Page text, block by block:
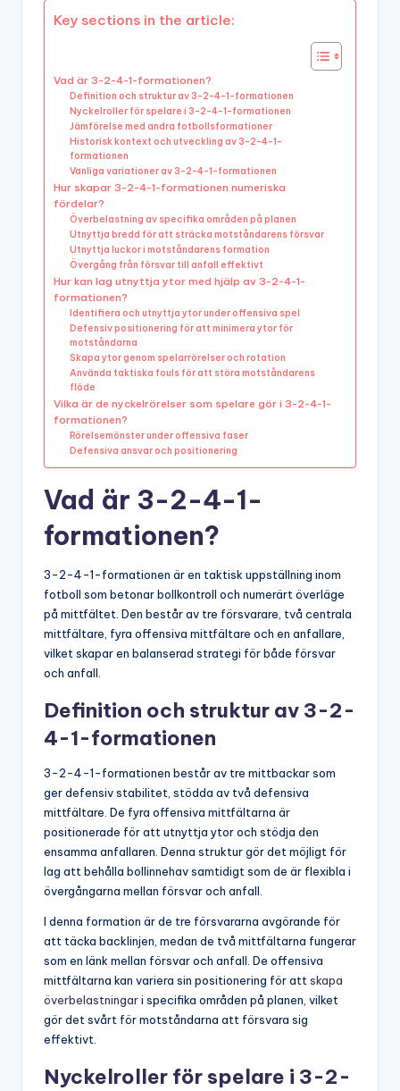
Key sections in the article:
Vad är 3-2-4-1-formationen?
Definition och struktur av 3-2-4-1-formationen
Nyckelroller för spelare i 3-2-4-1-formationen
Jämförelse med andra fotbollsformationer
Historisk kontext och utveckling av 3-2-4-1-
formationen
Vanliga variationer av 3-2-4-1-formationen
Hur skapar 3-2-4-1-formationen numeriska
fördelar?
Överbelastning av specifika områden på planen
Utnyttja bredd för att sträcka motståndarens försvar
Utnyttja luckor i motståndarens formation
Övergång från försvar till anfall effektivt
Hur kan lag utnyttja ytor med hjälp av 3-2-4-1-
formationen?
Identifiera och utnyttja ytor under offensiva spel
Defensiv positionering för att minimera ytor för
motståndarna
Skapa ytor genom spelarrörelser och rotation
Använda taktiska fouls för att störa motståndarens
flöde
Vilka är de nyckelrörelser som spelare gör i 3-2-4-1-
formationen?
Rörelsemönster under offensiva faser
Defensiva ansvar och positionering
Vad är 3-2-4-1-
formationen?
3-2-4-1-formationen är en taktisk uppställning inom
fotboll som betonar bollkontroll och numerärt överläge
på mittfältet. Den består av tre försvarare, två centrala
mittfältare, fyra offensiva mittfältare och en anfallare,
vilket skapar en balanserad strategi för både försvar
och anfall.
Definition och struktur av 3-2-
4-1-formationen
3-2-4-1-formationen består av tre mittbackar som
ger defensiv stabilitet, stödda av två defensiva
mittfältare. De fyra offensiva mittfältarna är
positionerade för att utnyttja ytor och stödja den
ensamma anfallaren. Denna struktur gör det möjligt för
lag att behålla bollinnehav samtidigt som de är flexibla i
övergångarna mellan försvar och anfall.
I denna formation är de tre försvararna avgörande för
att täcka backlinjen, medan de två mittfältarna fungerar
som en länk mellan försvar och anfall. De offensiva
mittfältarna kan variera sin positionering för att skapa
överbelastningari specifika områden på planen, vilket
gör det svårt för motståndarna att försvara sig
effektivt.
Nyckelroller för spelare i 3-2-